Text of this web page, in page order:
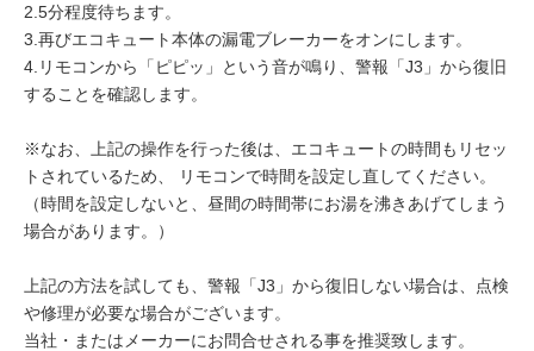
2.5分程度待ちます。
3.再びエコキュート本体の漏電ブレーカーをオンにします。
4.リモコンから「ピピッ」という音が鳴り、警報「J3」から復旧
することを確認します。
※なお、上記の操作を行った後は、エコキュートの時間もリセッ
トされているため、 リモコンで時間を設定し直してください。
（時間を設定しないと、昼間の時間帯にお湯を沸きあげてしまう
場合があります。）
上記の方法を試しても、警報「J3」から復旧しない場合は、点検
や修理が必要な場合がございます。
当社・またはメーカーにお問合せされる事を推奨致します。